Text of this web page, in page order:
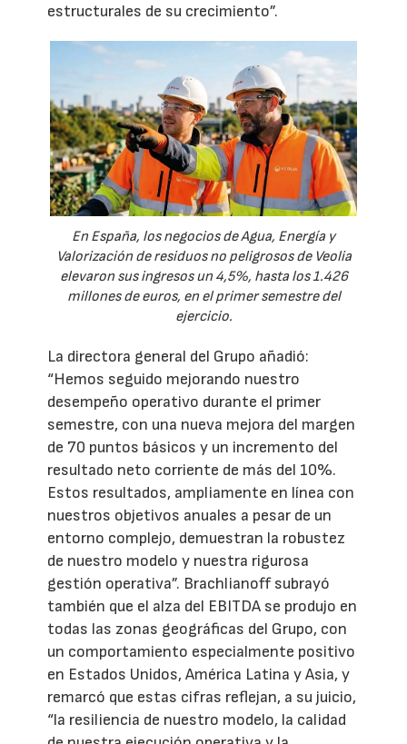
estructurales de su crecimiento”.
En España, los negocios de Agua, Energía y
Valorización de residuos no peligrosos de Veolia
elevaron sus ingresos un 4,5%, hasta los 1.426
millones de euros, en el primer semestre del
ejercicio.
La directora general del Grupo añadió:
“Hemos seguido mejorando nuestro
desempeño operativo durante el primer
semestre, con una nueva mejora del margen
de 70 puntos básicos y un incremento del
resultado neto corriente de más del 10%.
Estos resultados, ampliamente en línea con
nuestros objetivos anuales a pesar de un
entorno complejo, demuestran la robustez
de nuestro modelo y nuestra rigurosa
gestión operativa”. Brachlianoff subrayó
también que el alza del EBITDA se produjo en
todas las zonas geográficas del Grupo, con
un comportamiento especialmente positivo
en Estados Unidos, América Latina y Asia, y
remarcó que estas cifras reflejan, a su juicio,
“la resiliencia de nuestro modelo, la calidad